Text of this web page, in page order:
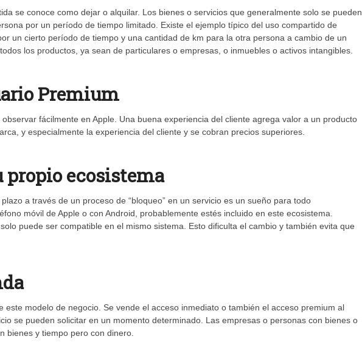
se conoce como dejar o alquilar. Los bienes o servicios que generalmente solo se pueden
por un período de tiempo limitado. Existe el ejemplo típico del uso compartido de
un cierto período de tiempo y una cantidad de km para la otra persona a cambio de un
los productos, ya sean de particulares o empresas, o inmuebles o activos intangibles.
Premium
fácilmente en Apple. Una buena experiencia del cliente agrega valor a un producto
y especialmente la experiencia del cliente y se cobran precios superiores.
propio ecosistema
a través de un proceso de “bloqueo” en un servicio es un sueño para todo
móvil de Apple o con Android, probablemente estés incluido en este ecosistema.
puede ser compatible en el mismo sistema. Esto dificulta el cambio y también evita que
este modelo de negocio. Se vende el acceso inmediato o también el acceso premium al
se pueden solicitar en un momento determinado. Las empresas o personas con bienes o
bienes y tiempo pero con dinero.